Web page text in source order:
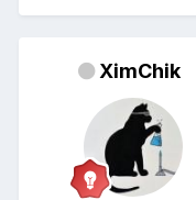
XimChik